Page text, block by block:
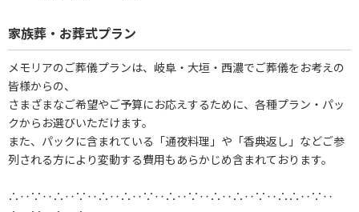
家族葬・お葬式プラン
メモリアのご葬儀プランは、岐阜・大垣・西濃でご葬儀をお考えの
皆様からの、
さまざまなご希望やご予算にお応えするために、各種プラン・パッ
クからお選びいただけます。
また、パックに含まれている「通夜料理」や「香典返し」などご参
列される方により変動する費用もあらかじめ含まれております。
∴‥∵‥∴‥∵‥∴‥∴‥∵‥∴‥∵‥∴‥∴‥∵‥∴∴‥∵‥